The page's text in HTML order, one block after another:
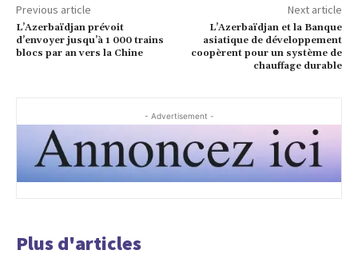
Previous article
L’Azerbaïdjan prévoit
d’envoyer jusqu’à 1 000 trains
blocs par an vers la Chine
Next article
L’Azerbaïdjan et la Banque
asiatique de développement
coopèrent pour un système de
chauffage durable
- Advertisement -
Plus d'articles